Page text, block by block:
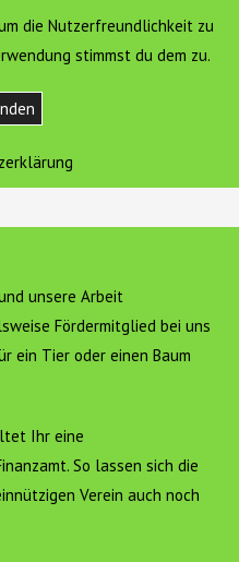
MENÜ
Idee
unsere Arbeit
Fördermitglied bei uns
ein Tier oder einen Baum
Ihr eine
So lassen sich die
Verein auch noch
die Nutzerfreundlichkeit zu
stimmst du dem zu.